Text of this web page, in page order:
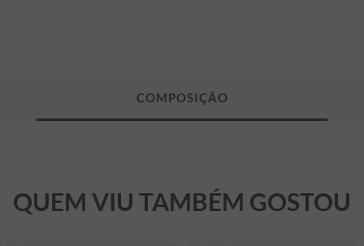
QUEM VIU TAMBÉM GOSTOU